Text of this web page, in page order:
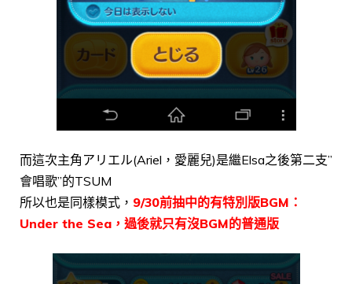
而這次主角アリエル(Ariel，愛麗兒)是繼Elsa之後第二支”
會唱歌”的TSUM
所以也是同樣模式， 9/30前抽中的有特別版BGM：
Under the Sea，過後就只有沒BGM的普通版